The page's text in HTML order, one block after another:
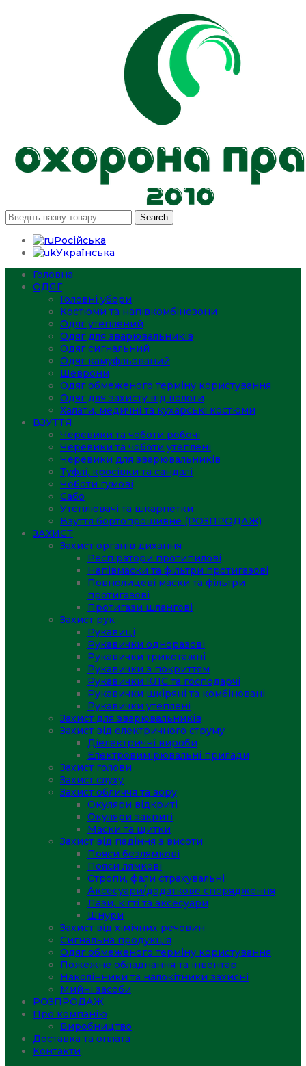
Search
Російська
Українська
Головна
ОДЯГ
Головні убори
Костюми та напівкомбінезони
Одяг утеплений
Одяг для зварювальників
Одяг сигнальний
Одяг камуфльований
Шеврони
Одяг обмеженого терміну користування
Одяг для захисту від вологи
Халати, медичні та кухарські костюми
ВЗУТТЯ
Черевики та чоботи робочі
Черевики та чоботи утеплені
Черевики для зварювальників
Туфлі, кросівки та сандалі
Чоботи гумові
Сабо
Утеплювачі та шкарпетки
Взуття бортопрошивне (РОЗПРОДАЖ)
ЗАХИСТ
Захист органів дихання
Респіратори протипилові
Напівмаски та фільтри протигазові
Повнолицеві маски та фільтри
протигазові
Протигази шлангові
Захист рук
Рукавиці
Рукавички одноразові
Рукавички трикотажні
Рукавички з покриттям
Рукавички КЛС та господарчі
Рукавички шкіряні та комбіновані
Рукавички утеплені
Захист для зварювальників
Захист від електричного струму
Діелектричні вироби
Електровимірювальні прилади
Захист голови
Захист слуху
Захист обличчя та зору
Окуляри відкриті
Окуляри закриті
Маски та щитки
Захист від падіння з висоти
Пояси безлямкові
Пояси лямкові
Стропи, фали страхувальні
Аксесуари/додаткове спорядження
Лази, кігті та аксесуари
Шнури
Захист від хімічних речовин
Сигнальна продукція
Одяг обмеженого терміну користування
Пожежне обладнання та інвентар
Наколінники та налокітники захисні
Мийні засоби
РОЗПРОДАЖ
Про компанію
Виробництво
Доставка та оплата
Контакти